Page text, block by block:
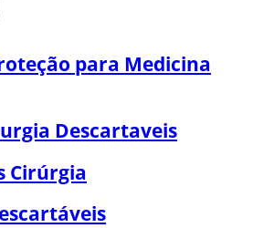
para Medicina
Descartaveis
Cirúrgia